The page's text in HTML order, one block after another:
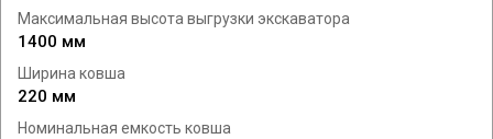
Максимальная высота выгрузки экскаватора
1400 мм
Ширина ковша
220 мм
Номинальная емкость ковша